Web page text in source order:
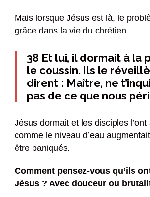
Mais lorsque Jésus est là, le
grâce dans la vie du chrétien.
38 Et lui, il dormait à la
le coussin. Ils le
dirent : Maître, ne
pas de ce que nous
Jésus dormait et les disciples l’ont
comme le niveau d’eau
être paniqués.
Comment pensez-vous qu’ils
Jésus ? Avec douceur ou